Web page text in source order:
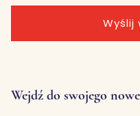
Wyślij
Wejdź do swojego